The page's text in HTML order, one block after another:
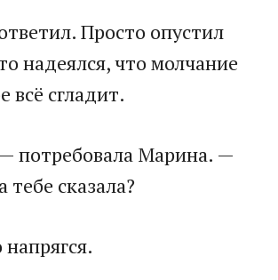
Просто опустил
надеялся, что молчание
всё сгладит.
потребовала Марина. —
сказала?